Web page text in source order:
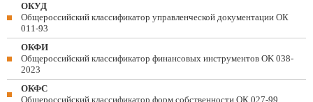
ОКУД
Общероссийский классификатор управленческой документации ОК
011-93
ОКФИ
Общероссийский классификатор финансовых инструментов OK 038-
2023
ОКФС
Общероссийский классификатор форм собственности ОК 027-99